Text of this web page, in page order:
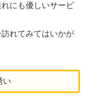
にも優しいサービ
れてみてはいかが
い